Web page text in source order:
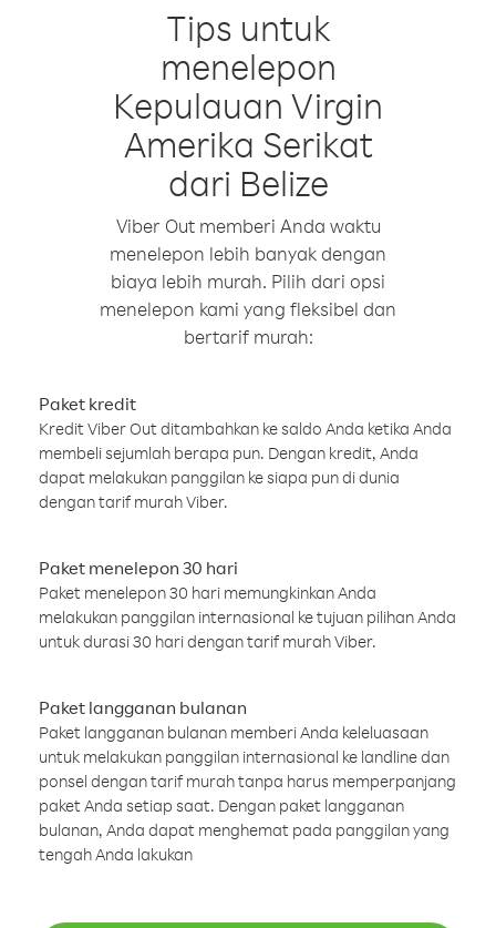
Tips untuk
menelepon
Kepulauan Virgin
Amerika Serikat
dari Belize
Viber Out memberi Anda waktu
menelepon lebih banyak dengan
biaya lebih murah. Pilih dari opsi
menelepon kami yang fleksibel dan
bertarif murah:
Paket kredit
Kredit Viber Out ditambahkan ke saldo Anda ketika Anda
membeli sejumlah berapa pun. Dengan kredit, Anda
dapat melakukan panggilan ke siapa pun di dunia
dengan tarif murah Viber.
Paket menelepon 30 hari
Paket menelepon 30 hari memungkinkan Anda
melakukan panggilan internasional ke tujuan pilihan Anda
untuk durasi 30 hari dengan tarif murah Viber.
Paket langganan bulanan
Paket langganan bulanan memberi Anda keleluasaan
untuk melakukan panggilan internasional ke landline dan
ponsel dengan tarif murah tanpa harus memperpanjang
paket Anda setiap saat. Dengan paket langganan
bulanan, Anda dapat menghemat pada panggilan yang
tengah Anda lakukan